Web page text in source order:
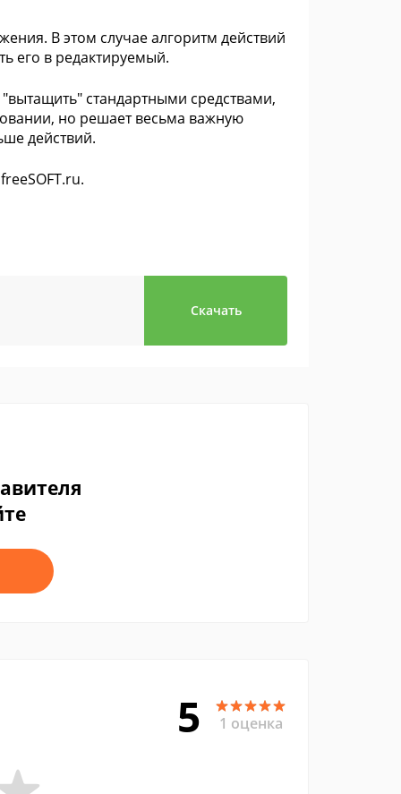
В этом случае алгоритм действий
его в редактируемый.
стандартными средствами,
но решает весьма важную
действий.
Скачать
5 1 оценка